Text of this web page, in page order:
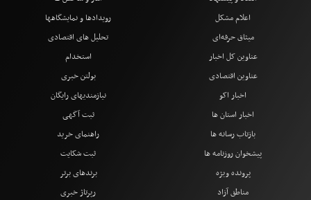
اعلام مشکل
میثاق حرفه‌ای
رویدادها و نمایشگاهها
تحلیل های اقتصادی
عناوین کل اخبار
عناوین اقتصادی
اخبار اکو
اخبار استان ها
بازتاب رسانه ها
پیشخوان روزنامه ها
پرونده ویژه
مناطق آزاد
استخدام
بولتن خبری
نیازمندیهای رایگان
ثبت آگهی
راهنمای خرید
ثبت شکایت
برندهای برتر
رپرتاژ خبری